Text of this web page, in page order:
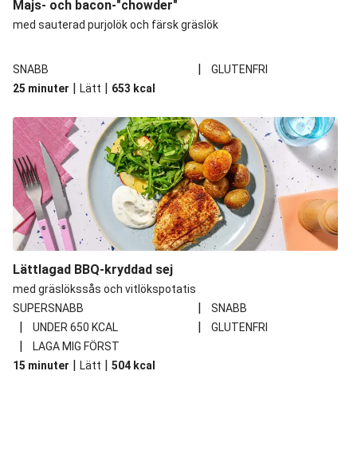
Majs- och bacon-"chowder"
med sauterad purjolök och färsk gräslök
SNABB |
GLUTENFRI
25 minuter | Lätt | 653 kcal
Lättlagad BBQ-kryddad sej
med gräslökssås och vitlökspotatis
SUPERSNABB
| SNABB
| UNDER 650 KCAL | GLUTENFRI
|
LAGA MIG FÖRST
15 minuter | Lätt | 504 kcal